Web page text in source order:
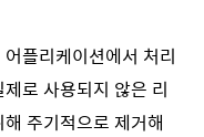
플리케이션에서 처리
로 사용되지 않은 리
주기적으로 제거해